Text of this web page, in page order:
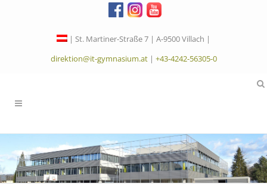
| St. Martiner-Straße 7 | A-9500 Villach |
direktion@it-gymnasium.at| +43-4242-56305-0